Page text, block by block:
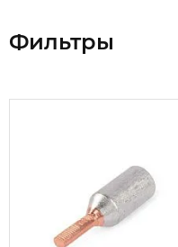
Фильтры